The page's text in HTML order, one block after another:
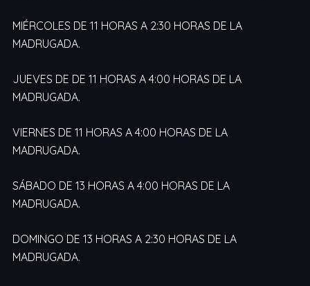
MIÉRCOLES DE 11 HORAS A 2:30 HORAS DE LA
MADRUGADA.
JUEVES DE DE 11 HORAS A 4:00 HORAS DE LA
MADRUGADA.
VIERNES DE 11 HORAS A 4:00 HORAS DE LA
MADRUGADA.
SÁBADO DE 13 HORAS A 4:00 HORAS DE LA
MADRUGADA.
DOMINGO DE 13 HORAS A 2:30 HORAS DE LA
MADRUGADA.